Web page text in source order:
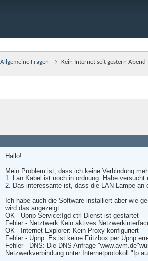
Allgemeine Fragen Kein Internet seit gestern Abend
Hallo!
Mein Problem ist, dass ich keine Verbindung
1. Lan Kabel ist noch in ordnung. Habe
2. Das interessante ist, dass die LAN Lampe
Ich habe auch die Software installiert aber wie
wird das angezeigt:
OK - Upnp Service:Igd ctrl Dienst ist gestartet
Fehler - Netztwerk:Kein aktives
OK - Internet Explorer: Kein Proxy konfiguriert
Fehler - Upnp: Es ist keine Fritzbox per Upnp
Fehler - DNS: Die DNS Anfrage
Netzwerkverbindung unter Internetprotokoll "Ip